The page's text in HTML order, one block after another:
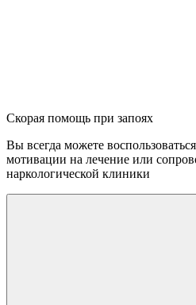
Скорая помощь при запоях
Вы всегда можете
мотивации на лечение или
наркологической клиники